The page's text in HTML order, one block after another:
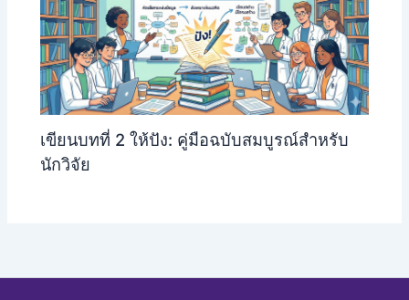
เขียนบทที่ 2 ให้ปัง: คู่มือฉบับสมบูรณ์สำหรับ
นักวิจัย